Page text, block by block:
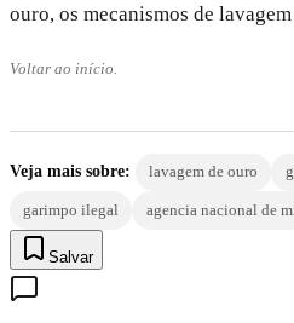
ouro, os mecanismos de
Voltar ao início.
Veja mais sobre: lavagem de ouro
garimpo ilegal agencia nacional de
Salvar